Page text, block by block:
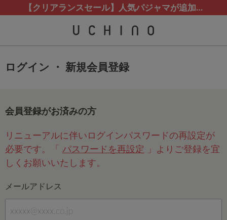
【クリアランスセール】人気パジャマが追加！
ログイン ・ 新規会員登録
会員登録がお済みの方
リニューアルに伴いログインパスワードの再設定が
必要です。「 パスワードを再設定
」よりご登録を宜
しくお願いいたします。
メールアドレス